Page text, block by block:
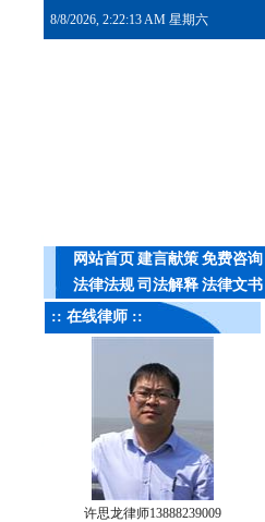
8/8/2026, 2:22:13 AM 星期六
网站首页 建言献策 免费咨询
法律法规 司法解释 法律文书
:: 在线律师 ::
许思龙律师13888239009